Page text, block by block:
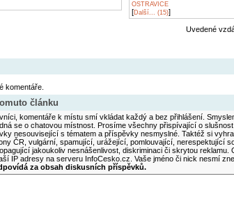
OSTRAVICE
[Další... (15)]
Uvedené
komentáře.
článku
komentáře k místu smí vkládat každý a bez přihlášení.
se o chatovou místnost. Prosíme všechny přispívající o
nesouvisející s tématem a příspěvky nesmyslné. Taktéž si
ČR, vulgární, spamující, urážející, pomlouvající, nerespektující
jakoukoliv nesnášenlivost, diskriminaci či skrytou reklamu.
IP adresy na serveru InfoCesko.cz. Vaše jméno či nick nesmí
za obsah diskusních příspěvků.